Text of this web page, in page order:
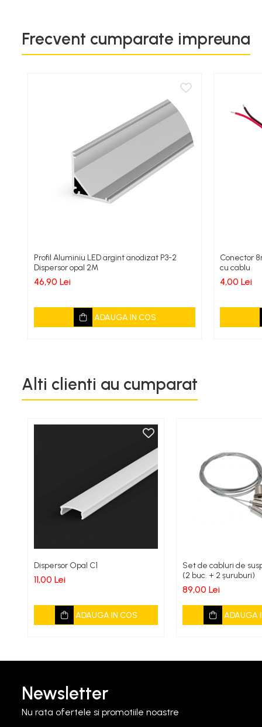
Sursa Alimentare 12V
Sursa Alimentare 24V
Cablu Fibra Optica LED
Frecvent cumparate impreuna
Profil Aluminiu LED argint anodizat P3-2
Dispersor opal 2M
46,90 Lei
ADAUGA IN COS
Conector
cu cablu
4,00 Lei
Alti clienti au cumparat
Dispersor Opal C1
11,00 Lei
ADAUGA IN COS
Set de cabluri de
(2 buc. + 2 șuruburi)
89,00 Lei
ADAUGA
Newsletter
Nu rata ofertele si promotiile noastre